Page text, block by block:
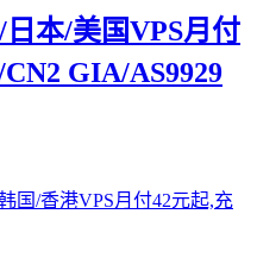
本/美国VPS月付
GIA/AS9929